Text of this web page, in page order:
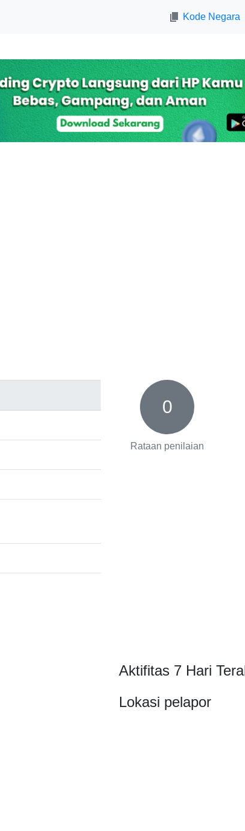
Kode Negara
0
Rataan penilaian
Aktifitas 7 Hari
Lokasi pelapor